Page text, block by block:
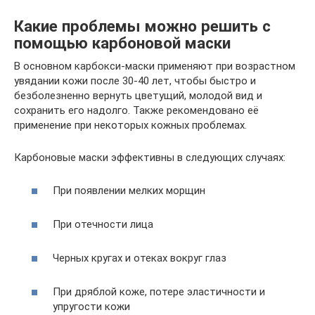
Какие проблемы можно решить с
помощью карбоновой маски
В основном карбокси-маски применяют при возрастном
увядании кожи после 30-40 лет, чтобы быстро и
безболезненно вернуть цветущий, молодой вид и
сохранить его надолго. Также рекомендовано её
применение при некоторых кожных проблемах.
Карбоновые маски эффективны в следующих случаях:
При появлении мелких морщин
При отечности лица
Черных кругах и отеках вокруг глаз
При дряблой коже, потере эластичности и
упругости кожи